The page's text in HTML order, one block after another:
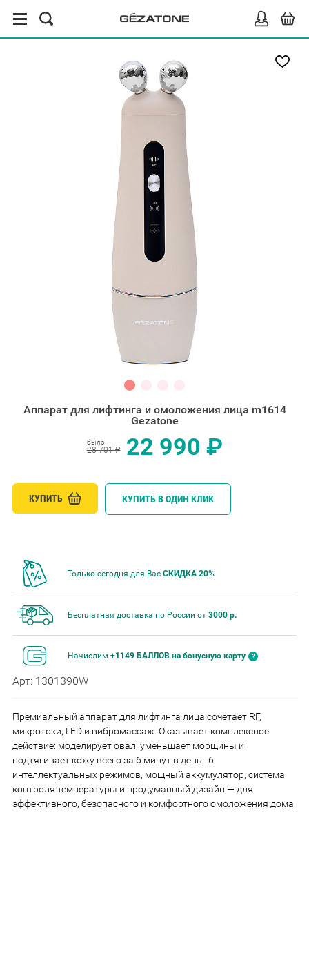
Аппарат для лифтинга и омоложения лица m1614
Gezatone
было
28 701 ₽ 22 990 ₽
КУПИТЬ КУПИТЬ В ОДИН КЛИК
Только сегодня для Вас СКИДКА 20%
Бесплатная доставка по России от 3000 р.
Начислим +1149 БАЛЛОВ на бонусную карту
Арт: 1301390W
Премиальный аппарат для лифтинга лица сочетает RF,
микротоки, LED и вибромассаж. Оказывает комплексное
действие: моделирует овал, уменьшает морщины и
подтягивает кожу всего за 6 минут в день. 6
интеллектуальных режимов, мощный аккумулятор, система
контроля температуры и продуманный дизайн — для
эффективного, безопасного и комфортного омоложения дома.